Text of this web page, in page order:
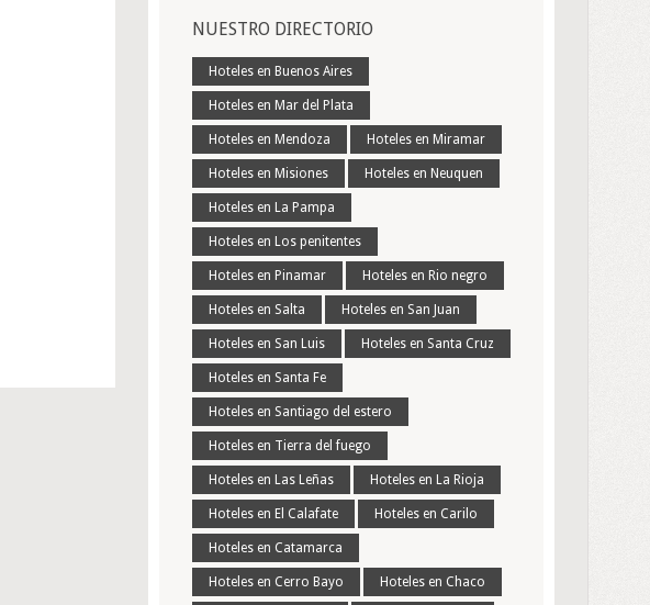
NUESTRO DIRECTORIO
Hoteles en Buenos Aires
Hoteles en Mar del Plata
Hoteles en Mendoza Hoteles en Miramar
Hoteles en Misiones Hoteles en Neuquen
Hoteles en La Pampa
Hoteles en Los penitentes
Hoteles en Pinamar Hoteles en Rio negro
Hoteles en Salta Hoteles en San Juan
Hoteles en San Luis Hoteles en Santa Cruz
Hoteles en Santa Fe
Hoteles en Santiago del estero
Hoteles en Tierra del fuego
Hoteles en Las Leñas Hoteles en La Rioja
Hoteles en El Calafate Hoteles en Carilo
Hoteles en Catamarca
Hoteles en Cerro Bayo Hoteles en Chaco